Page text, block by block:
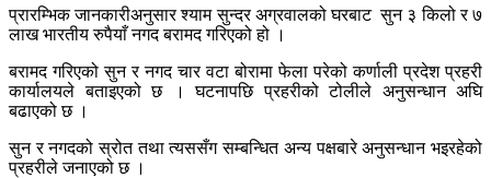
प्रारम्भिक जानकारीअनुसार श्याम सुन्दर अग्रवालको घरबाट सुन ३ किलो र ७
लाख भारतीय रुपैयाँ नगद बरामद गरिएको हो ।
बरामद गरिएको सुन र नगद चार वटा बोरामा फेला परेको कर्णाली प्रदेश प्रहरी
कार्यालयले बताइएको छ । घटनापछि प्रहरीको टोलीले अनुसन्धान अघि
बढाएको छ ।
सुन र नगदको स्रोत तथा त्यससँग सम्बन्धित अन्य पक्षबारे अनुसन्धान भइरहेको
प्रहरीले जनाएको छ ।